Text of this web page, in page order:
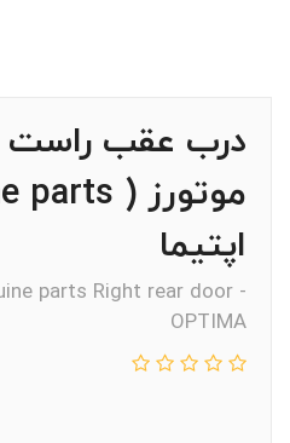
درب عقب راست
اپتيما
parts Right rear door -
OPTIMA